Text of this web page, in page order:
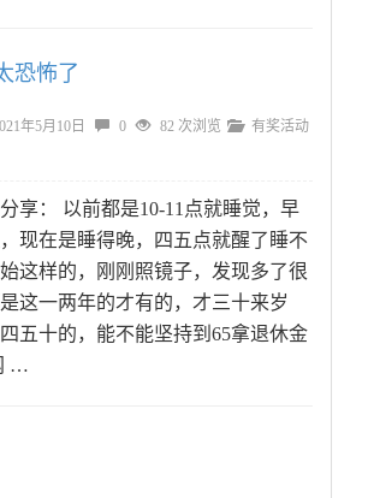
恐怖了
年5月10日 0 82 次浏览
有奖活动
享： 以前都是10-11点就睡觉，早
，现在是睡得晚，四五点就醒了睡不
这样的，刚刚照镜子，发现多了很
这一两年的才有的，才三十来岁
五十的，能不能坚持到65拿退休金
…